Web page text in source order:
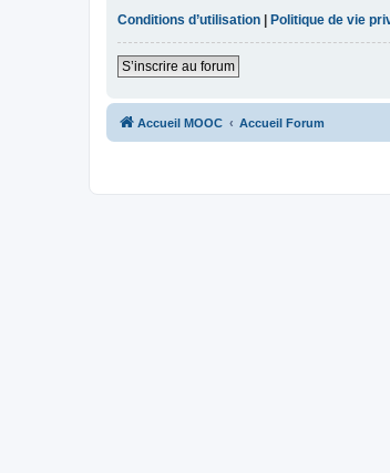
Conditions d’utilisation
Politique de vie
S’inscrire au forum
Accueil MOOC Accueil Forum